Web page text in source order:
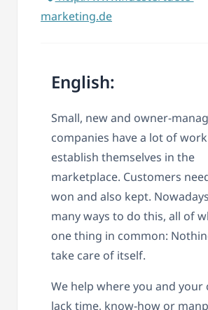
marketing.de
English:
Small, new and owner-
companies have a lot of
establish themselves in the
marketplace. Customers
won and also kept.
many ways to do this, all of
one thing in common:
take care of itself.
We help where you and your
lack time, know-how or